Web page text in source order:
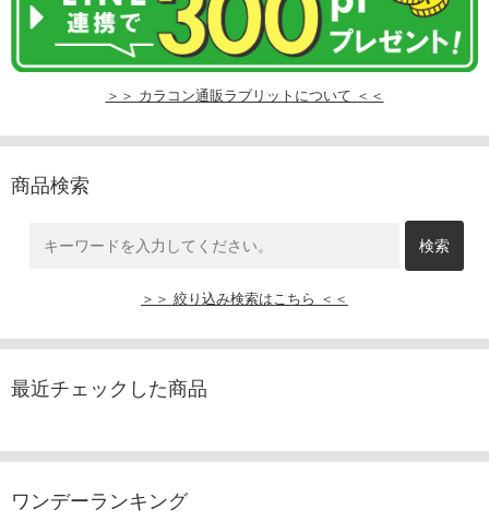
＞＞ カラコン通販ラブリットについて ＜＜
商品検索
＞＞ 絞り込み検索はこちら ＜＜
最近チェックした商品
ワンデーランキング